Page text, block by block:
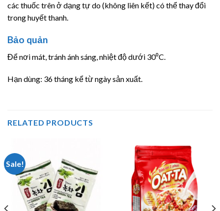
các thuốc trên ở dạng tự do (không liên kết) có thể thay đổi
trong huyết thanh.
Bảo quản
Để nơi mát, tránh ánh sáng, nhiệt độ dưới 30⁰C.
Hạn dùng: 36 tháng kể từ ngày sản xuất.
RELATED PRODUCTS
Sale!